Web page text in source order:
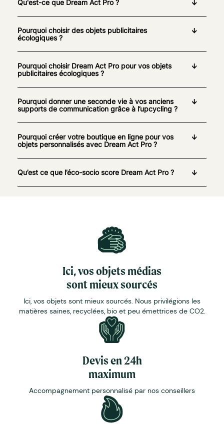
Qu'est-ce que Dream Act Pro ?
Pourquoi choisir des objets publicitaires
écologiques ?
Pourquoi choisir Dream Act Pro pour vos objets
publicitaires écologiques ?
Pourquoi donner une seconde vie à vos anciens
supports de communication grâce à l’upcycling ?
Pourquoi créer votre boutique en ligne pour vos
objets personnalisés avec Dream Act Pro ?
Qu’est ce que l’éco-socio score Dream Act Pro ?
Ici, vos objets médias
sont mieux sourcés
Ici, vos objets sont mieux sourcés. Nous privilégions les
matières saines, recyclées, bio et peu émettrices de CO2.
Devis en 24h
maximum
Accompagnement personnalisé par nos conseillers